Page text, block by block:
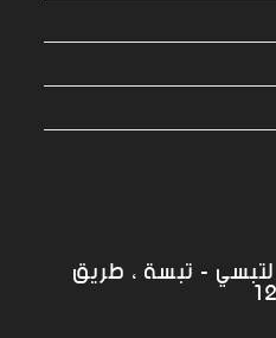
- تبسة ، طريق